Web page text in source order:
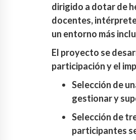
dirigido a dotar de
docentes,
un entorno más
El proyecto se
participación y el
Selección de
gestionar y
Selección de
participantes